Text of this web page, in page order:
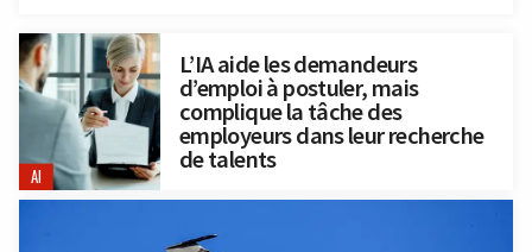
AI
L’IA aide les demandeurs
d’emploi à postuler, mais
complique la tâche des
employeurs dans leur recherche
de talents